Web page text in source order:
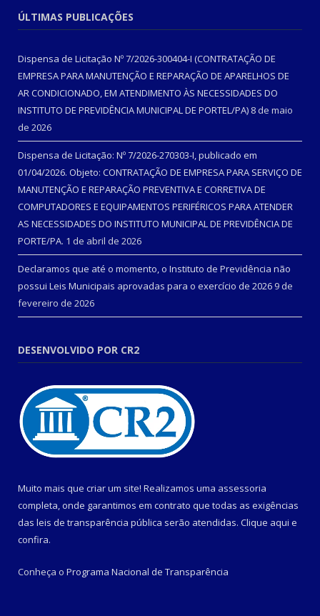
ÚLTIMAS PUBLICAÇÕES
Dispensa de Licitação Nº 7/2026-300404-I (CONTRATAÇÃO DE
EMPRESA PARA MANUTENÇÃO E REPARAÇÃO DE APARELHOS DE
AR CONDICIONADO, EM ATENDIMENTO ÀS NECESSIDADES DO
INSTITUTO DE PREVIDÊNCIA MUNICIPAL DE PORTEL/PA) 8 de maio
de 2026
Dispensa de Licitação: Nº 7/2026-270303-I, publicado em
01/04/2026. Objeto: CONTRATAÇÃO DE EMPRESA PARA SERVIÇO DE
MANUTENÇÃO E REPARAÇÃO PREVENTIVA E CORRETIVA DE
COMPUTADORES E EQUIPAMENTOS PERIFÉRICOS PARA ATENDER
AS NECESSIDADES DO INSTITUTO MUNICIPAL DE PREVIDÊNCIA DE
PORTE/PA. 1 de abril de 2026
Declaramos que até o momento, o Instituto de Previdência não
possui Leis Municipais aprovadas para o exercício de 2026 9 de
fevereiro de 2026
DESENVOLVIDO POR CR2
Muito mais que criar um site! Realizamos uma assessoria
completa, onde garantimos em contrato que todas as exigências
das leis de transparência pública serão atendidas. Clique aqui e
confira.
Conheça o Programa Nacional de Transparência